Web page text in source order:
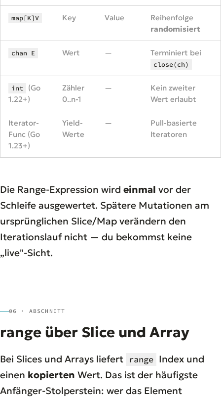
map[K]V Key Value
Reihenfolge
randomisiert
chan E Wert — Terminiert bei
close(ch)
int
(Go
1.22+)
Zähler
0..n-1
—
Kein zweiter
Wert erlaubt
Iterator-
Func (Go
1.23+)
Yield-
Werte
—
Pull-basierte
Iteratoren
Die Range-Expression wird einmal vor der
Schleife ausgewertet. Spätere Mutationen am
ursprünglichen Slice/Map verändern den
Iterationslauf nicht — du bekommst keine
„live"-Sicht.
06 · ABSCHNITT
range über Slice und Array
Bei Slices und Arrays liefert range Index und
einen kopierten Wert. Das ist der häufigste
Anfänger-Stolperstein: wer das Element